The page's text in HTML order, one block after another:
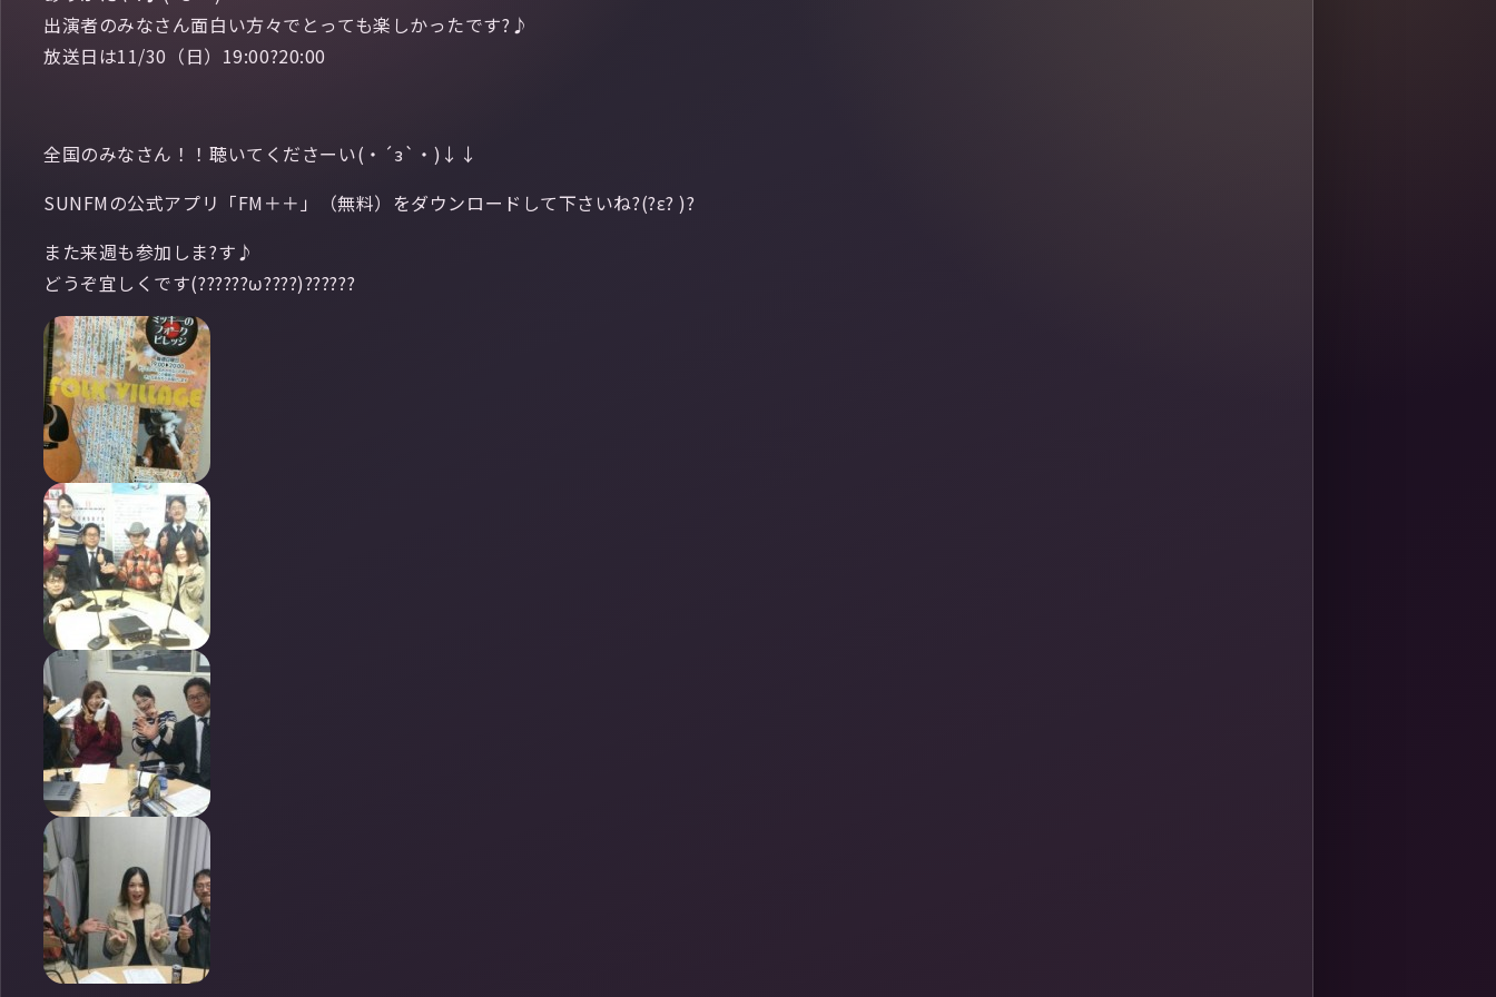
出演者のみなさん面白い方々でとっても楽しかったです?♪
放送日は11/30（日）19:00?20:00
全国のみなさん！！聴いてくださーい(・´з`・)↓↓
SUNFMの公式アプリ「FM＋＋」（無料）をダウンロードして下さいね?(?ε? )?
また来週も参加しま?す♪
どうぞ宜しくです(??????ω????)??????